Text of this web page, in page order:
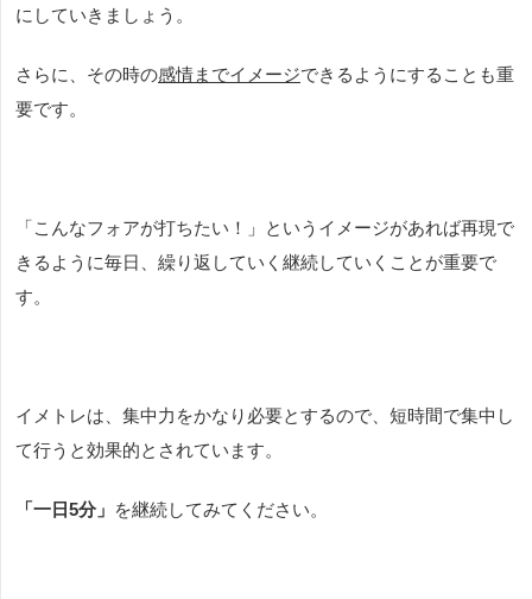
にしていきましょう。
さらに、その時の感情までイメージできるようにすることも重
要です。
「こんなフォアが打ちたい！」というイメージがあれば再現で
きるように毎日、繰り返していく継続していくことが重要で
す。
イメトレは、集中力をかなり必要とするので、短時間で集中し
て行うと効果的とされています。
「一日5分」 を継続してみてください。